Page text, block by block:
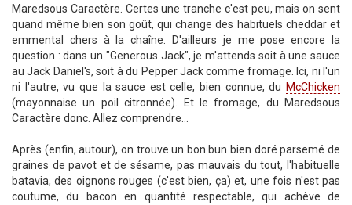
Maredsous Caractère. Certes une tranche c'est peu, mais on sent
quand même bien son goût, qui change des habituels cheddar et
emmental chers à la chaîne. D'ailleurs je me pose encore la
question : dans un "Generous Jack", je m'attends soit à une sauce
au Jack Daniel's, soit à du Pepper Jack comme fromage. Ici, ni l'un
ni l'autre, vu que la sauce est celle, bien connue, du McChicken
(mayonnaise un poil citronnée). Et le fromage, du Maredsous
Caractère donc. Allez comprendre...
Après (enfin, autour), on trouve un bon bun bien doré parsemé de
graines de pavot et de sésame, pas mauvais du tout, l'habituelle
batavia, des oignons rouges (c'est bien, ça) et, une fois n'est pas
coutume, du bacon en quantité respectable, qui achève de